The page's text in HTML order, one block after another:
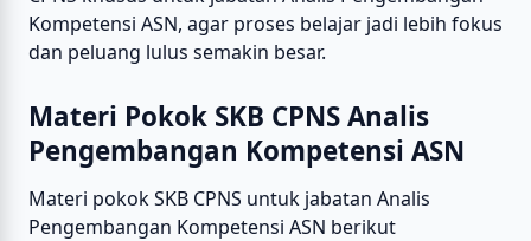
Kompetensi ASN, agar proses belajar jadi lebih fokus
dan peluang lulus semakin besar.
Materi Pokok SKB CPNS Analis
Pengembangan Kompetensi ASN
Materi pokok SKB CPNS untuk jabatan Analis
Pengembangan Kompetensi ASN berikut